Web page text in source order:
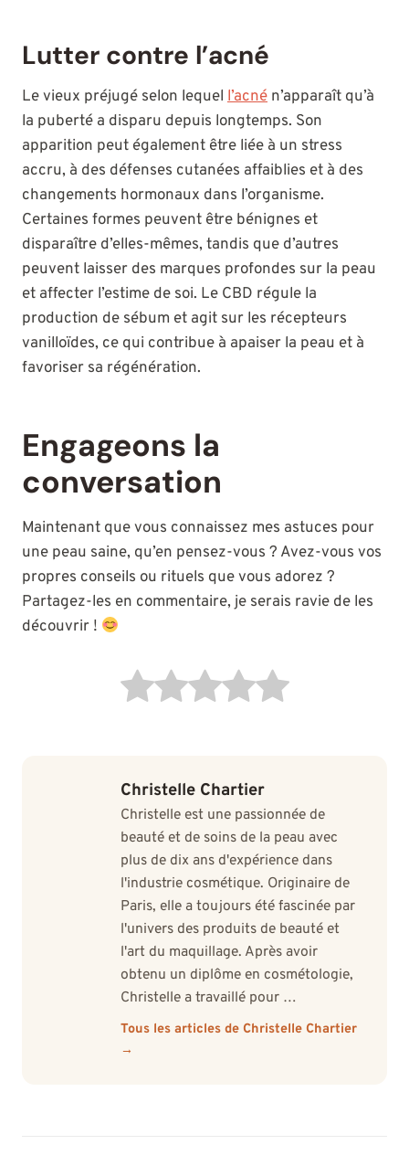
Lutter contre l’acné
Le vieux préjugé selon lequel l’acné n’apparaît qu’à
la puberté a disparu depuis longtemps. Son
apparition peut également être liée à un stress
accru, à des défenses cutanées affaiblies et à des
changements hormonaux dans l’organisme.
Certaines formes peuvent être bénignes et
disparaître d’elles-mêmes, tandis que d’autres
peuvent laisser des marques profondes sur la peau
et affecter l’estime de soi. Le CBD régule la
production de sébum et agit sur les récepteurs
vanilloïdes, ce qui contribue à apaiser la peau et à
favoriser sa régénération.
Engageons la
conversation
Maintenant que vous connaissez mes astuces pour
une peau saine, qu’en pensez-vous ? Avez-vous vos
propres conseils ou rituels que vous adorez ?
Partagez-les en commentaire, je serais ravie de les
découvrir !
Christelle Chartier
Christelle est une passionnée de
beauté et de soins de la peau avec
plus de dix ans d'expérience dans
l'industrie cosmétique. Originaire de
Paris, elle a toujours été fascinée par
l'univers des produits de beauté et
l'art du maquillage. Après avoir
obtenu un diplôme en cosmétologie,
Christelle a travaillé pour …
Tous les articles de Christelle Chartier
→